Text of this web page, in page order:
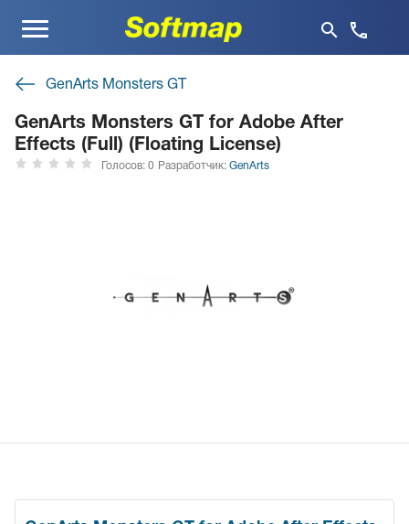
Меню
GenArts Monsters GT
GenArts Monsters GT for Adobe After
Effects (Full) (Floating License)
Голосов: 0 Разработчик: GenArts